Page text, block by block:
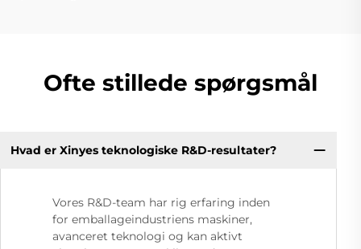
Ofte stillede spørgsmål
Hvad er Xinyes teknologiske R&D-resultater?
Vores R&D-team har rig erfaring inden
for emballageindustriens maskiner,
avanceret teknologi og kan aktivt